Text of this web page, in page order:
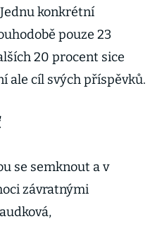
konkrétní
pouze 23
20 procent sice
ale cíl svých příspěvků.
se semknout a v
závratnými